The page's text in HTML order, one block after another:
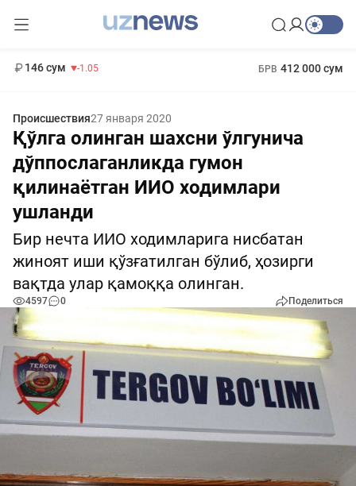
146 сум -1.05 БРВ 412 000 сум
Происшествия27 января 2020
Қўлга олинган шахсни ўлгунича
дўппослаганликда гумон
қилинаётган ИИО ходимлари
ушланди
Бир нечта ИИО ходимларига нисбатан
жиноят иши қўзғатилган бўлиб, ҳозирги
вақтда улар қамоққа олинган.
4597 0 Поделиться